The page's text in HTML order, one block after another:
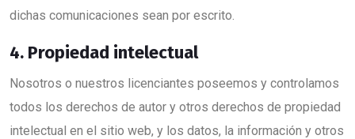
dichas comunicaciones sean por escrito.
4. Propiedad intelectual
Nosotros o nuestros licenciantes poseemos y controlamos
todos los derechos de autor y otros derechos de propiedad
intelectual en el sitio web, y los datos, la información y otros